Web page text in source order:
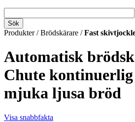
Produkter / Brödskärare /Fast
Automatisk
Chute
mjuka ljusa bröd
Visa snabbfakta